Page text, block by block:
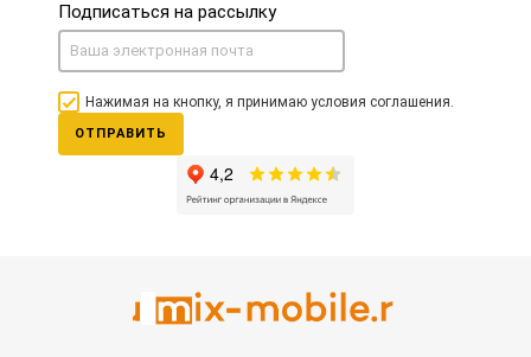
Подписаться на рассылку
Нажимая на кнопку, я принимаю условия соглашения.
ОТПРАВИТЬ